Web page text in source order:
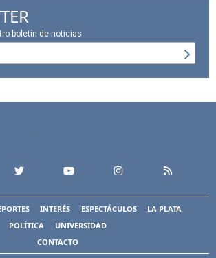
boletín de noticias
INTERÉS ESPECTÁCULOS
LA PLATA
POLÍTICA
UNIVERSIDAD
CONTACTO